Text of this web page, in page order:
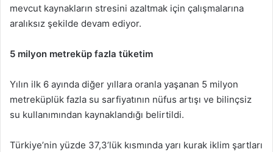
mevcut kaynakların stresini azaltmak için çalışmalarına
aralıksız şekilde devam ediyor.
5 milyon metreküp fazla tüketim
Yılın ilk 6 ayında diğer yıllara oranla yaşanan 5 milyon
metreküplük fazla su sarfiyatının nüfus artışı ve bilinçsiz
su kullanımından kaynaklandığı belirtildi.
Türkiye’nin yüzde 37,3’lük kısmında yarı kurak iklim şartları